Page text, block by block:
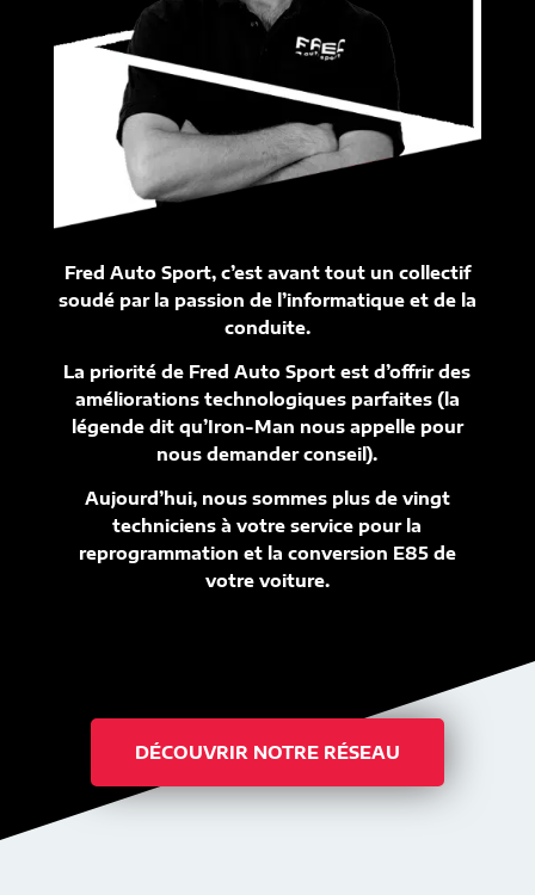
Fred Auto Sport, c’est avant tout un collectif
soudé par la passion de l’informatique et de la
conduite.
La priorité de Fred Auto Sport est d’offrir des
améliorations technologiques parfaites (la
légende dit qu’Iron-Man nous appelle pour
nous demander conseil).
Aujourd’hui, nous sommes plus de vingt
techniciens à votre service pour la
reprogrammation et la conversion E85 de
votre voiture.
DÉCOUVRIR NOTRE RÉSEAU